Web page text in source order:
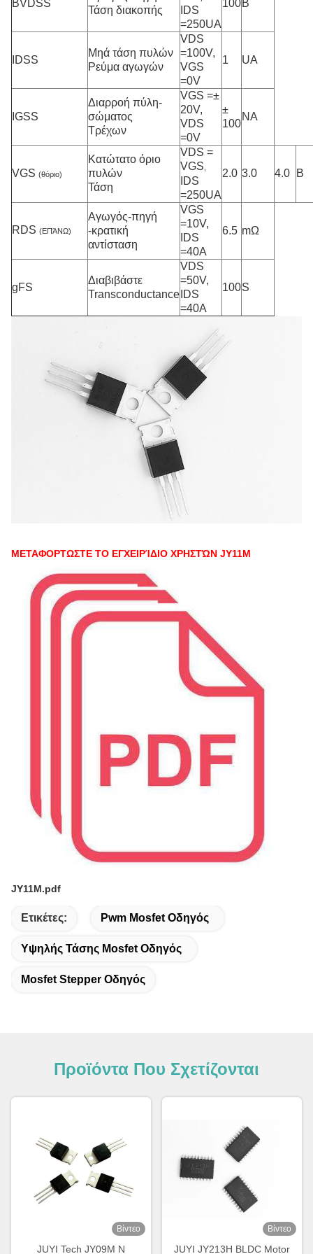
BVDSS
Τάση διακοπής
IDS
=250UA
100Β
IDSS
Μηά τάση πυλών
Ρεύμα αγωγών
VDS
=100V,
VGS
=0V
1 UA
IGSS
Διαρροή πύλη-
σώματος
Τρέχων
VGS =±
20V,
VDS
=0V
±
100
NA
VGS (θόριο)
Κατώτατο όριο
πυλών
Τάση
VDS =
VGS
IDS
=250UA
2.0 3.0 4.0 Β
RDS (ΕΠΆΝΩ)
Αγωγός-πηγή
-κρατική
αντίσταση
VGS
=10V,
IDS
=40A
6.5 mΩ
gFS
Διαβιβάστε
Transconductance
VDS
=50V,
IDS
=40A
100S
ΜΕΤΑΦΟΡΤΩΣΤΕ ΤΟ ΕΓΧΕΙΡΊΔΙΟ ΧΡΗΣΤΏΝ JY11M
JY11M.pdf
Ετικέτες: Pwm Mosfet Οδηγός
Υψηλής Τάσης Mosfet Οδηγός
Mosfet Stepper Οδηγός
Προϊόντα Που Σχετίζονται
Βίντεο
JUYI Tech JY09M N
Βίντεο
JUYI JY213H BLDC Motor